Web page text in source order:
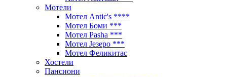
Мотели
Мотел Antic's ****
Мотел Боми ***
Мотел Pasha ***
Мотел Језеро ***
Мотел Феликитас
Хостели
Пансиони